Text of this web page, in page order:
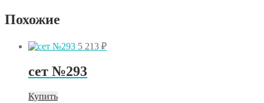
Похожие
5 213 ₽
сет №293
Купить